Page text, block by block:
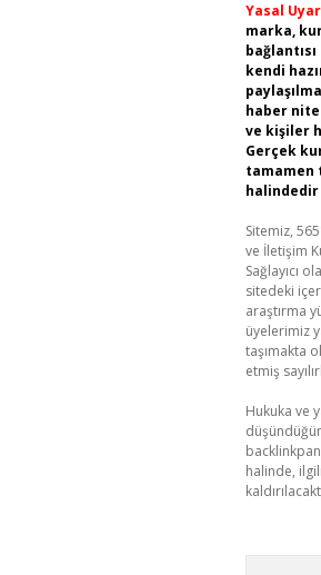
Yasal
marka,
kendi
haber
ve kişiler
Gerçek
tamamen
halindedir
Sitemiz,
ve İletişim
Sağlayıcı
sitedeki
araştırma
üyelerimiz
taşımakta
etmiş
Hukuka ve
halinde,